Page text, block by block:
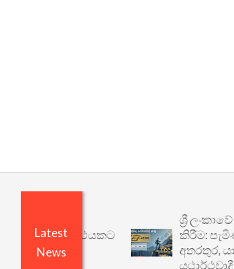
Latest
News
යථාර්ථයකට
ශ්‍රී ලංකාවේ
කිරීම: පැමිණි
අතරතුර, යා යුතු
යථාර්ථවාදී වෙමු